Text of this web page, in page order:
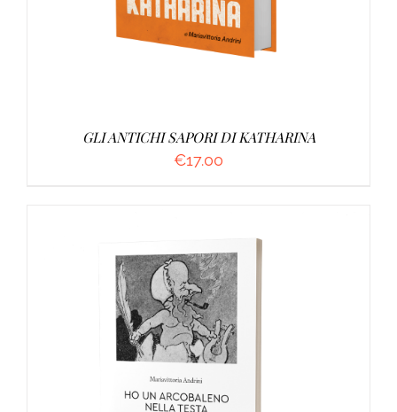
GLI ANTICHI SAPORI DI KATHARINA
€17.00
AGGIUNGI AL CARRELLO